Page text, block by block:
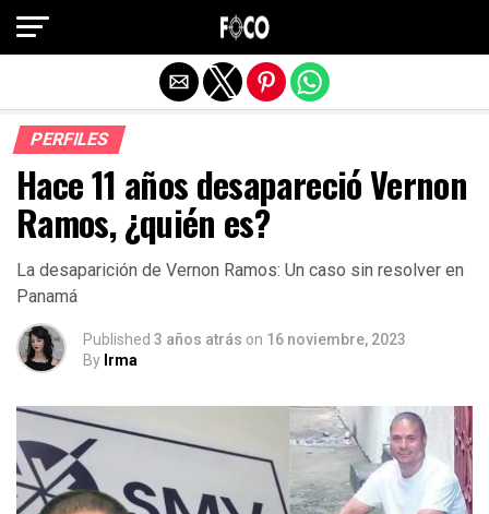
PERFILES
Hace 11 años desapareció Vernon
Ramos, ¿quién es?
La desaparición de Vernon Ramos: Un caso sin resolver en
Panamá
Published 3 años atrás on 16 noviembre, 2023
By Irma
Salir de la versión móvil